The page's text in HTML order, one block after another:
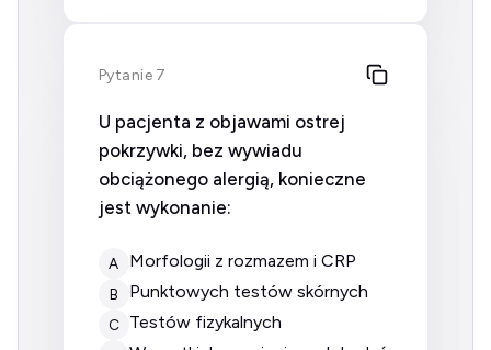
Pytanie 7
U pacjenta z objawami ostrej
pokrzywki, bez wywiadu
obciążonego alergią, konieczne
jest wykonanie:
A morfologii z rozmazem i CRP
B punktowych testów skórnych
C testów fizykalnych